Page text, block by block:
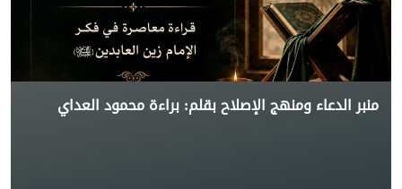
منبر الدعاء ومنهج الإصلاح بقلم: براءة محمود العداي